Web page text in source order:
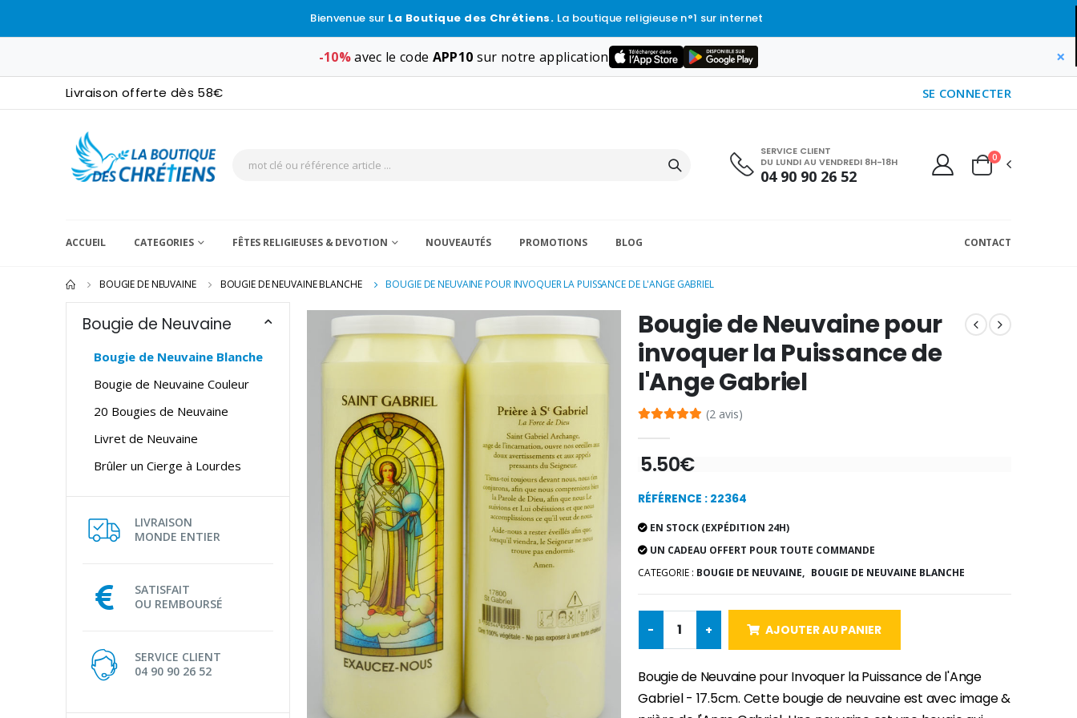
Bienvenue sur La Boutique des Chrétiens. La boutique religieuse n°1 sur internet
-10%avec le code APP10 sur notre application ×
Livraison offerte dès 58€ SE CONNECTER
SERVICE CLIENT
DU LUNDI AU VENDREDI 8H-18H
04 90 90 26 52
0
ACCUEIL CATEGORIES FÊTES RELIGIEUSES & DEVOTION NOUVEAUTÉS PROMOTIONS BLOG CONTACT
BOUGIE DE NEUVAINE BOUGIE DE NEUVAINE BLANCHE BOUGIE DE NEUVAINE POUR INVOQUER LA PUISSANCE DE L'ANGE GABRIEL
Bougie de Neuvaine
Bougie de Neuvaine Blanche
Bougie de Neuvaine Couleur
20 Bougies de Neuvaine
Livret de Neuvaine
Brûler un Cierge à Lourdes
LIVRAISON
MONDE ENTIER
SATISFAIT
OU REMBOURSÉ
SERVICE CLIENT
04 90 90 26 52
Bougie de Neuvaine pour
invoquer la Puissance de
l'Ange Gabriel
(2 avis)
5.50€
RÉFÉRENCE : 22364
EN STOCK (EXPÉDITION 24H)
UN CADEAU OFFERT POUR TOUTE COMMANDE
CATEGORIE : BOUGIE DE NEUVAINE, BOUGIE DE NEUVAINE BLANCHE
- + AJOUTER AU PANIER
Bougie de Neuvaine pour Invoquer la Puissance de l'Ange
Gabriel - 17.5cm. Cette bougie de neuvaine est avec image &